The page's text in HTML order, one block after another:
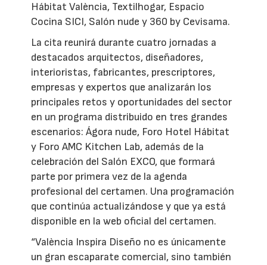
Hábitat València, Textilhogar, Espacio
Cocina SICI, Salón nude y 360 by Cevisama.
La cita reunirá durante cuatro jornadas a
destacados arquitectos, diseñadores,
interioristas, fabricantes, prescriptores,
empresas y expertos que analizarán los
principales retos y oportunidades del sector
en un programa distribuido en tres grandes
escenarios: Ágora nude, Foro Hotel Hábitat
y Foro AMC Kitchen Lab, además de la
celebración del Salón EXCO, que formará
parte por primera vez de la agenda
profesional del certamen. Una programación
que continúa actualizándose y que ya está
disponible en la web oficial del certamen.
“València Inspira Diseño no es únicamente
un gran escaparate comercial, sino también